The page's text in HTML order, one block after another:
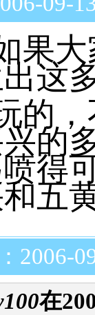
果
这
的
的
得
五
2006-
在